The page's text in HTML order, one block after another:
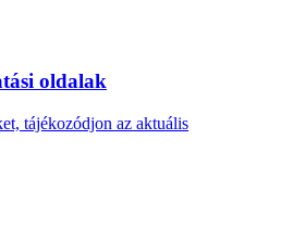
oldalak
tájékozódjon az aktuális